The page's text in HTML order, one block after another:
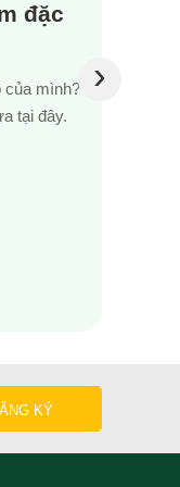
đặc
của mình?
tại đây.
›